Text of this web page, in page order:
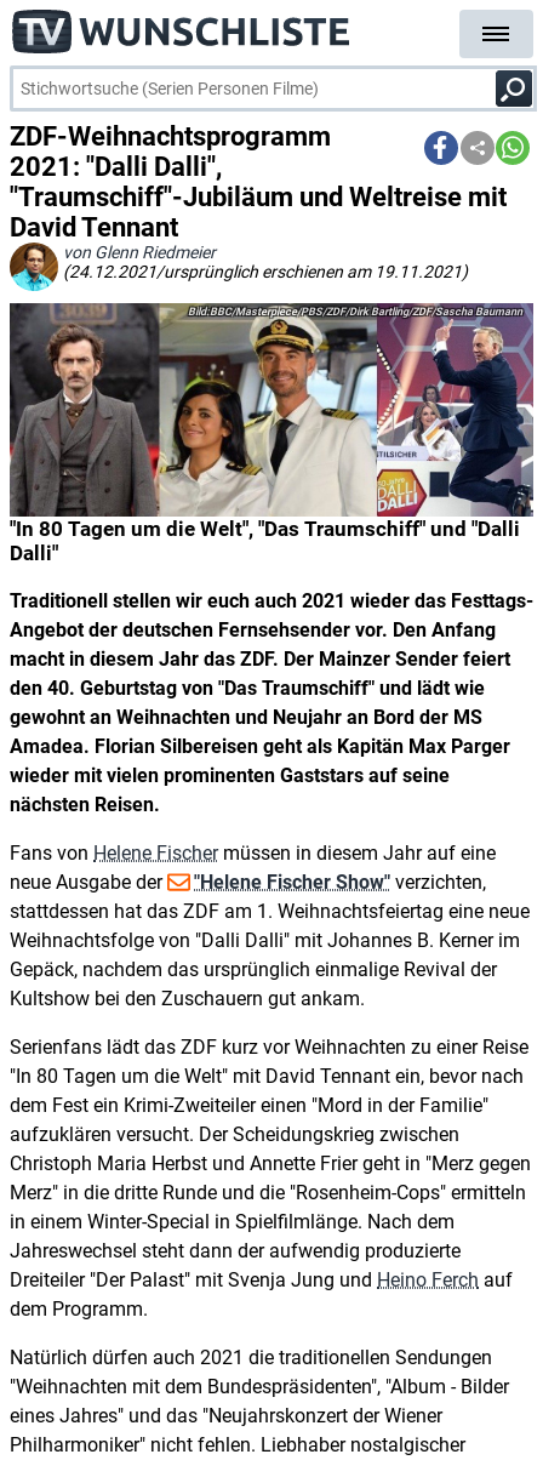
ZDF-Weihnachtsprogramm
2021: "Dalli Dalli",
"Traumschiff"-Jubiläum und Weltreise mit
David Tennant
von Glenn Riedmeier
(24.12.2021/ursprünglich erschienen am 19.11.2021)
"In 80 Tagen um die Welt", "Das Traumschiff" und "Dalli
Dalli"
BBC/Masterpiece/PBS/ZDF/Dirk Bartling/ZDF/Sascha Baumann
Traditionell stellen wir euch auch 2021 wieder das Festtags-
Angebot der deutschen Fernsehsender vor. Den Anfang
macht in diesem Jahr das ZDF. Der Mainzer Sender feiert
den 40. Geburtstag von "Das Traumschiff" und lädt wie
gewohnt an Weihnachten und Neujahr an Bord der MS
Amadea. Florian Silbereisen geht als Kapitän Max Parger
wieder mit vielen prominenten Gaststars auf seine
nächsten Reisen.
Fans von Helene Fischermüssen in diesem Jahr auf eine
neue Ausgabe der
"Helene Fischer Show" verzichten,
stattdessen hat das ZDF am 1. Weihnachtsfeiertag eine neue
Weihnachtsfolge von "Dalli Dalli" mit Johannes B. Kerner im
Gepäck, nachdem das ursprünglich einmalige Revival der
Kultshow bei den Zuschauern gut ankam.
Serienfans lädt das ZDF kurz vor Weihnachten zu einer Reise
"In 80 Tagen um die Welt" mit David Tennant ein, bevor nach
dem Fest ein Krimi-Zweiteiler einen "Mord in der Familie"
aufzuklären versucht. Der Scheidungskrieg zwischen
Christoph Maria Herbst und Annette Frier geht in "Merz gegen
Merz" in die dritte Runde und die "Rosenheim-Cops" ermitteln
in einem Winter-Special in Spielfilmlänge. Nach dem
Jahreswechsel steht dann der aufwendig produzierte
Dreiteiler "Der Palast" mit Svenja Jung und Heino Ferch auf
dem Programm.
Natürlich dürfen auch 2021 die traditionellen Sendungen
"Weihnachten mit dem Bundespräsidenten", "Album - Bilder
eines Jahres" und das "Neujahrskonzert der Wiener
Philharmoniker" nicht fehlen. Liebhaber nostalgischer